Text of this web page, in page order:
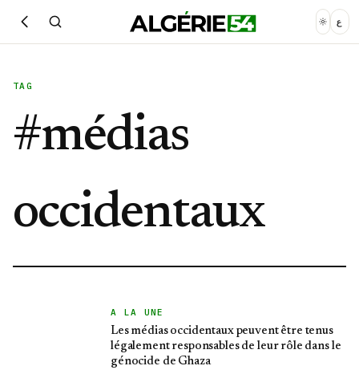
ع
TAG
#médias
occidentaux
A LA UNE
Les médias occidentaux peuvent être tenus
légalement responsables de leur rôle dans le
génocide de Ghaza